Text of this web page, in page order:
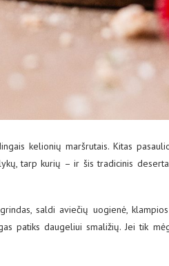
kelionių maršrutais. Kitas
tarp kurių – ir šis tradicinis
saldi aviečių uogienė,
patiks daugeliui smaližių. Jei tik